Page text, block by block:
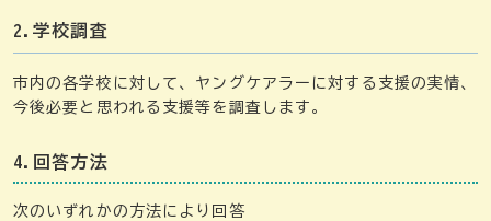
2.学校調査
市内の各学校に対して、ヤングケアラーに対する支援の実情、
今後必要と思われる支援等を調査します。
4.回答方法
次のいずれかの方法により回答